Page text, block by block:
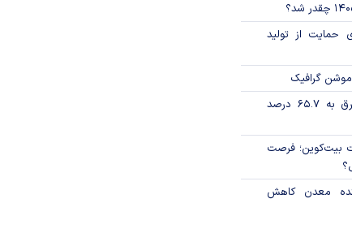
حمایت از تولید
گرافیک
تورم فصلی بخش برق به ۶۵.۷ درصد
بیت‌کوین؛ فرصت
معدن کاهش